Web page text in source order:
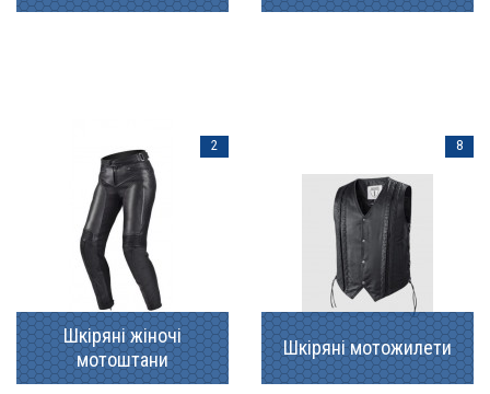
Шкіряні жіночі
мотоштани
2
Шкіряні мотожилети
8